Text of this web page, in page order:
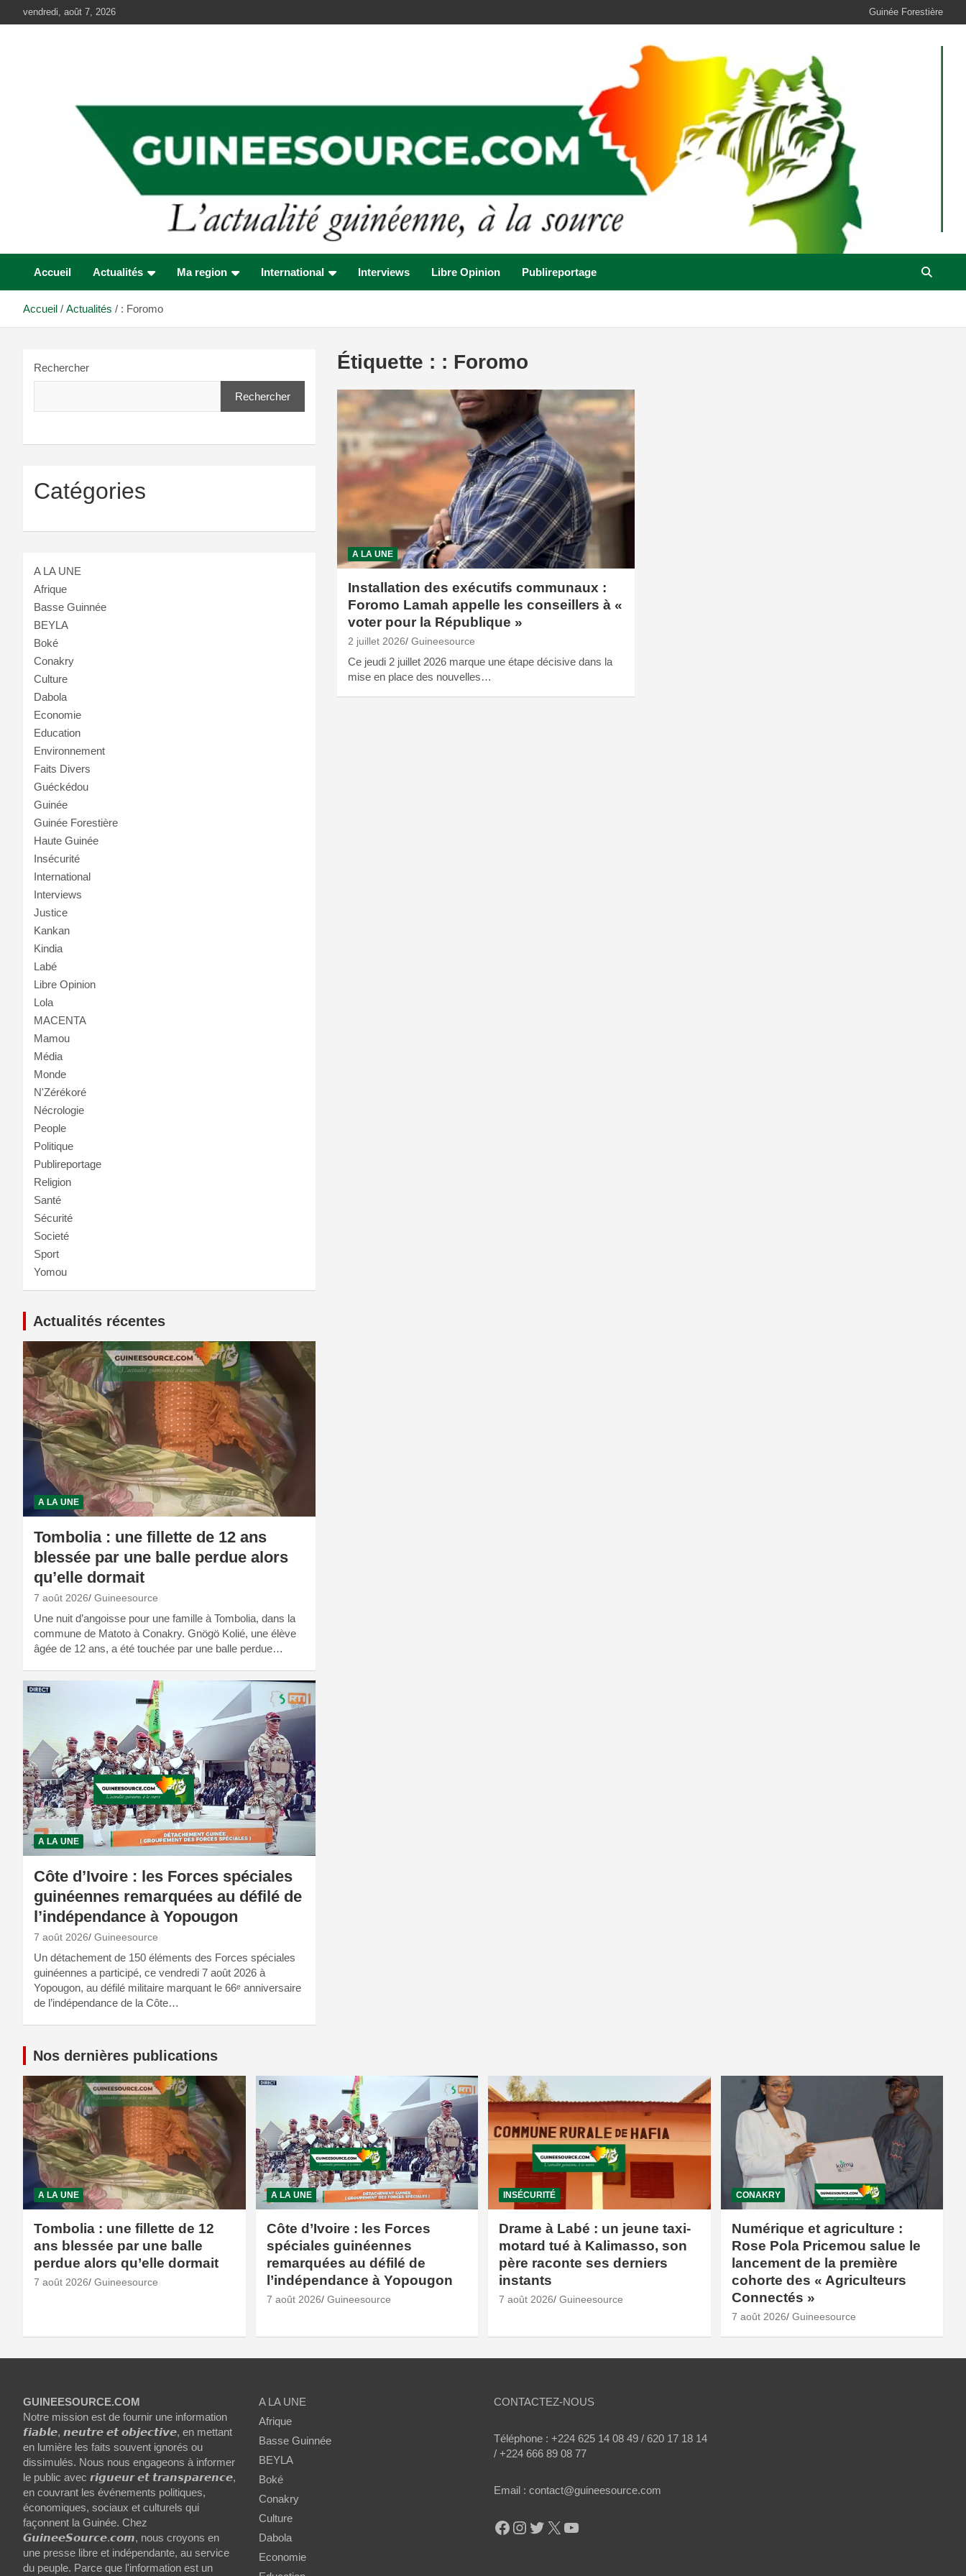
au
vendredi, août 7, 2026 Guinée Forestière
Accueil Actualités Ma region International Interviews Libre Opinion Publireportage
Accueil Actualités : Foromo
Étiquette : : Foromo
A LA UNE
Installation des exécutifs communaux :
Foromo Lamah appelle les conseillers à «
voter pour la République »
2 juillet 2026 Guineesource
Ce jeudi 2 juillet 2026 marque une étape décisive dans la
mise en place des nouvelles…
Rechercher
Rechercher
Catégories
A LA UNE
Afrique
Basse Guinnée
BEYLA
Boké
Conakry
Culture
Dabola
Economie
Education
Environnement
Faits Divers
Guéckédou
Guinée
Guinée Forestière
Haute Guinée
Insécurité
International
Interviews
Justice
Kankan
Kindia
Labé
Libre Opinion
Lola
MACENTA
Mamou
Média
Monde
N'Zérékoré
Nécrologie
People
Politique
Publireportage
Religion
Santé
Sécurité
Societé
Sport
Yomou
Actualités récentes
A LA UNE
Tombolia : une fillette de 12 ans
blessée par une balle perdue alors
qu’elle dormait
7 août 2026 Guineesource
Une nuit d’angoisse pour une famille à Tombolia, dans la
commune de Matoto à Conakry. Gnögö Kolié, une élève
âgée de 12 ans, a été touchée par une balle perdue…
A LA UNE
Côte d’Ivoire : les Forces spéciales
guinéennes remarquées au défilé de
l’indépendance à Yopougon
7 août 2026 Guineesource
Un détachement de 150 éléments des Forces spéciales
guinéennes a participé, ce vendredi 7 août 2026 à
Yopougon, au défilé militaire marquant le 66ᵉ anniversaire
de l’indépendance de la Côte…
Nos dernières publications
A LA UNE
Tombolia : une fillette de 12
ans blessée par une balle
perdue alors qu’elle dormait
7 août 2026 Guineesource
A LA UNE
Côte d’Ivoire : les Forces
spéciales guinéennes
remarquées au défilé de
l’indépendance à Yopougon
7 août 2026 Guineesource
INSÉCURITÉ
Drame à Labé : un jeune taxi-
motard tué à Kalimasso, son
père raconte ses derniers
instants
7 août 2026 Guineesource
CONAKRY
Numérique et agriculture :
Rose Pola Pricemou salue le
lancement de la première
cohorte des « Agriculteurs
Connectés »
7 août 2026 Guineesource
GUINEESOURCE.COM
Notre mission est de fournir une information
𝙛𝙞𝙖𝙗𝙡𝙚, 𝙣𝙚𝙪𝙩𝙧𝙚 𝙚𝙩 𝙤𝙗𝙟𝙚𝙘𝙩𝙞𝙫𝙚, en mettant
en lumière les faits souvent ignorés ou
dissimulés. Nous nous engageons à informer
le public avec 𝙧𝙞𝙜𝙪𝙚𝙪𝙧 𝙚𝙩 𝙩𝙧𝙖𝙣𝙨𝙥𝙖𝙧𝙚𝙣𝙘𝙚,
en couvrant les événements politiques,
économiques, sociaux et culturels qui
façonnent la Guinée. Chez
𝙂𝙪𝙞𝙣𝙚𝙚𝙎𝙤𝙪𝙧𝙘𝙚.𝙘𝙤𝙢, nous croyons en
une presse libre et indépendante, au service
du peuple. Parce que l'information est un
A LA UNE
Afrique
Basse Guinnée
BEYLA
Boké
Conakry
Culture
Dabola
Economie
CONTACTEZ-NOUS
Téléphone : +224 625 14 08 49 / 620 17 18 14
/ +224 666 89 08 77
Email : contact@guineesource.com
Facebook
Instagram
Twitter
X YouTube